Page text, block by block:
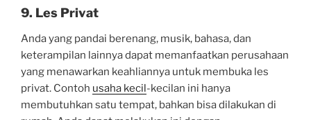
9. Les Privat
Anda yang pandai berenang, musik, bahasa, dan
keterampilan lainnya dapat memanfaatkan perusahaan
yang menawarkan keahliannya untuk membuka les
privat. Contoh usaha kecil-kecilan ini hanya
membutuhkan satu tempat, bahkan bisa dilakukan di